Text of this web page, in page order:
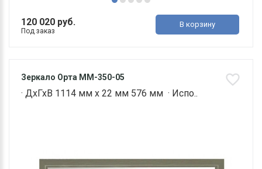
120 020 руб.
Под заказ
В корзину
Зеркало Орта ММ-350-05
· ДхГхВ 1114 мм х 22 мм 576 мм · Испо..